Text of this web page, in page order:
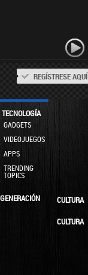
REGÍSTRESE AQUÍ
TECNOLOGÍA
GADGETS
VIDEOJUEGOS
APPS
TRENDING
TOPICS
GENERACIÓN
CULTURA
CULTURA